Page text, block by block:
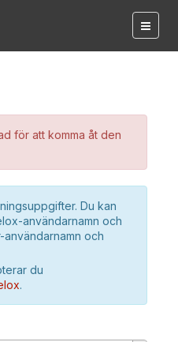
för att komma åt den
Du kan
användarnamn och
och
du
.